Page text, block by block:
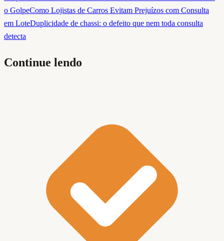
o GolpeComo Lojistas de Carros Evitam Prejuízos com Consulta
em LoteDuplicidade de chassi: o defeito que nem toda consulta
detecta
Continue lendo